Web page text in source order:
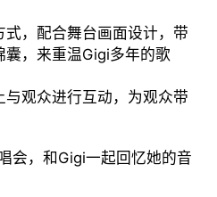
，配合舞台画面设计，带
，来重温Gigi多年的歌
观众进行互动，为观众带
会，和Gigi一起回忆她的音